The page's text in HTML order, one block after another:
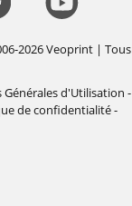
2026 Veoprint | Tous
d'Utilisation -
de confidentialité-